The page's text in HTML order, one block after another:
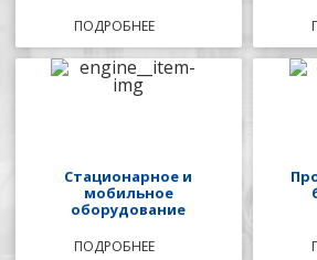
ПОДРОБНЕЕ
Стационарное и
мобильное
оборудование
ПОДРОБНЕЕ